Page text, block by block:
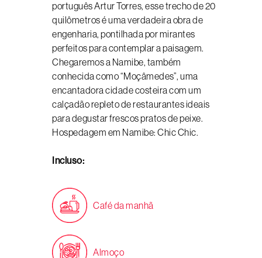
português Artur Torres, esse trecho de 20
quilômetros é uma verdadeira obra de
engenharia, pontilhada por mirantes
perfeitos para contemplar a paisagem.
Chegaremos a Namibe, também
conhecida como “Moçâmedes”, uma
encantadora cidade costeira com um
calçadão repleto de restaurantes ideais
para degustar frescos pratos de peixe.
Hospedagem em Namibe: Chic Chic.
Incluso:
Café da manhã
Almoço